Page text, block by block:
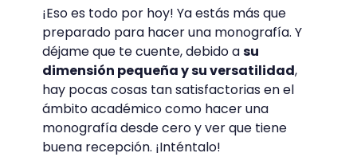
¡Eso es todo por hoy! Ya estás más que
preparado para hacer una monografía. Y
déjame que te cuente, debido asu
dimensión pequeña y su versatilidad,
hay pocas cosas tan satisfactorias en el
ámbito académico como hacer una
monografía desde cero y ver que tiene
buena recepción. ¡Inténtalo!